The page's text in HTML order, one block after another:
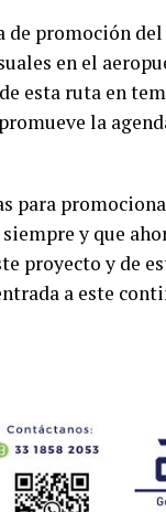
de promoción
en el
esta ruta en
la
para
y que
proyecto y de
a este